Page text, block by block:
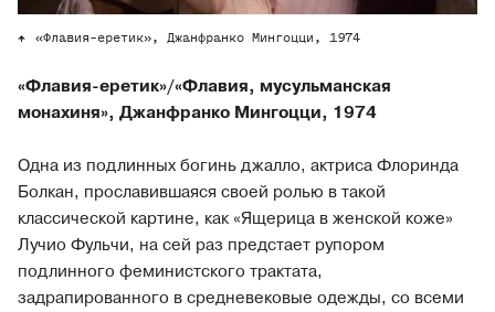
«Флавия-еретик», Джанфранко Мингоцци, 1974
«Флавия-еретик»/«Флавия, мусульманская
монахиня», Джанфранко Мингоцци, 1974
Одна из подлинных богинь джалло, актриса Флоринда
Болкан, прославившаяся своей ролью в такой
классической картине, как «Ящерица в женской коже»
Лучио Фульчи, на сей раз предстает рупором
подлинного феминистского трактата,
задрапированного в средневековые одежды, со всеми